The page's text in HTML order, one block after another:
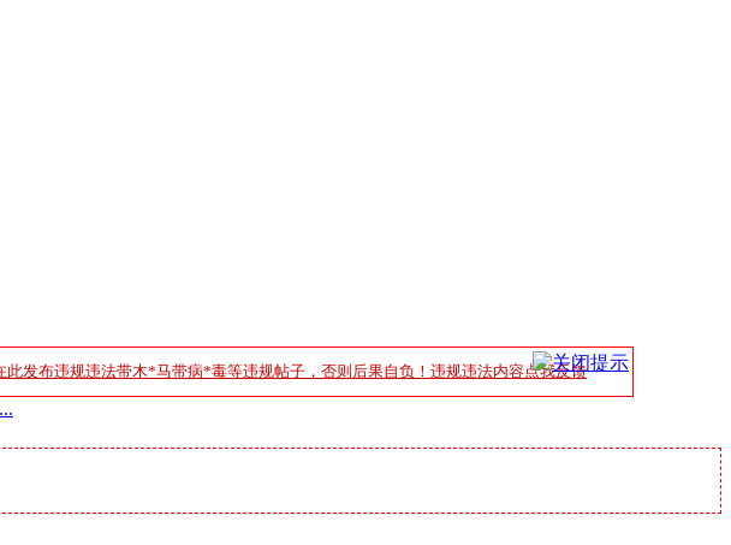
发布违规违法带木*马带病*毒等违规帖子，否则后果自负！违规违法内容点我反馈